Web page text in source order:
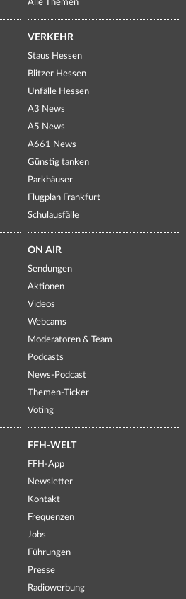
Alle Themen
VERKEHR
Staus Hessen
Blitzer Hessen
Unfälle Hessen
A3 News
A5 News
A661 News
Günstig tanken
Parkhäuser
Flugplan Frankfurt
Schulausfälle
ON AIR
Sendungen
Aktionen
Videos
Webcams
Moderatoren & Team
Podcasts
News-Podcast
Themen-Ticker
Voting
FFH-WELT
FFH-App
Newsletter
Kontakt
Frequenzen
Jobs
Führungen
Presse
Radiowerbung